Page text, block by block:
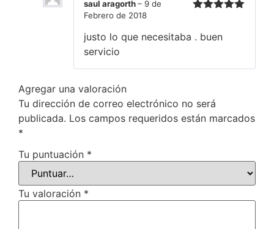
saul aragorth– 9 de
Febrero de 2018
justo lo que necesitaba . buen
servicio
Agregar una valoración
Tu dirección de correo electrónico no será
publicada. Los campos requeridos están marcados
*
Tu puntuación *
Tu valoración *